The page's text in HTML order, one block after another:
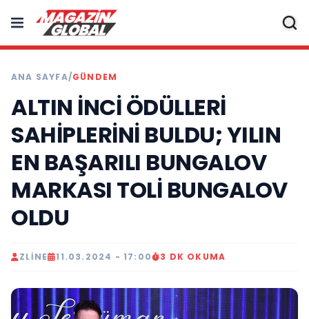
ANA SAYFA/GÜNDEM
ALTIN İNCİ ÖDÜLLERİ
SAHİPLERİNİ BULDU; YILIN
EN BAŞARILI BUNGALOV
MARKASI TOLİ BUNGALOV
OLDU
ZLINE 11.03.2024 - 17:00 3 DK OKUMA